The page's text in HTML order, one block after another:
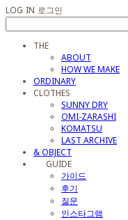
LOG IN 로그인
THE
ABOUT
HOW WE MAKE
ORDINARY
CLOTHES
SUNNY DRY
OMI-ZARASHI
KOMATSU
LAST ARCHIVE
& OBJECT
⠀⠀GUIDE
가이드
후기
질문
인스타그램